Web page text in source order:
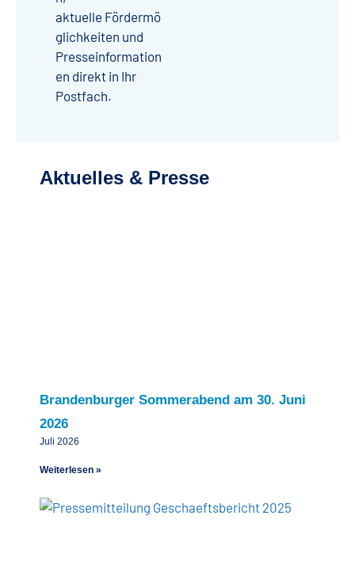
aktuelle Fördermö
glichkeiten und
Presseinformation
en direkt in Ihr
Postfach.
Aktuelles & Presse
Brandenburger Sommerabend am 30. Juni
2026
Juli 2026
Weiterlesen »